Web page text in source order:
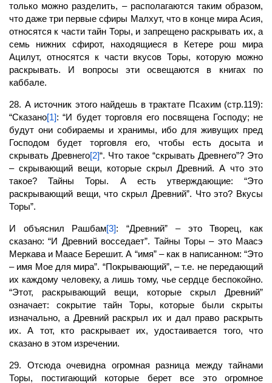
только можно разделить, – располагаются таким образом,
что даже три первые сфиры Малхут, что в конце мира Асия,
относятся к части тайн Торы, и запрещено раскрывать их, а
семь нижних сфирот, находящиеся в Кетере рош мира
Ацилут, относятся к части вкусов Торы, которую можно
раскрывать. И вопросы эти освещаются в книгах по
каббале.
28. А источник этого найдешь в трактате Псахим (стр.119):
“Сказано[1]: “И будет торговля его посвящена Господу; не
будут они собираемы и хранимы, ибо для живущих пред
Господом будет торговля его, чтобы есть досыта и
скрывать Древнего[2]“. Что такое “скрывать Древнего”? Это
– скрывающий вещи, которые скрыл Древний. А что это
такое? Тайны Торы. А есть утверждающие: “Это
раскрывающий вещи, что скрыл Древний”. Что это? Вкусы
Торы”.
И объяснил Рашбам[3]: “Древний” – это Творец, как
сказано: “И Древний восседает”. Тайны Торы – это Маасэ
Меркава и Маасе Берешит. А “имя” – как в написанном: “Это
– имя Мое для мира”. “Покрывающий”, – т.е. не передающий
их каждому человеку, а лишь тому, чье сердце беспокойно.
“Этот, раскрывающий вещи, которые скрыл Древний”
означает: сокрытие тайн Торы, которые были скрыты
изначально, а Древний раскрыл их и дал право раскрыть
их. А тот, кто раскрывает их, удостаивается того, что
сказано в этом изречении.
29. Отсюда очевидна огромная разница между тайнами
Торы, постигающий которые берет все это огромное